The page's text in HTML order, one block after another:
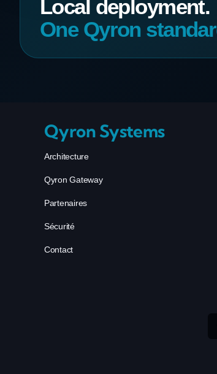
Local deployment.
One Qyron
Qyron Systems
Architecture
Qyron Gateway
Partenaires
Sécurité
Contact